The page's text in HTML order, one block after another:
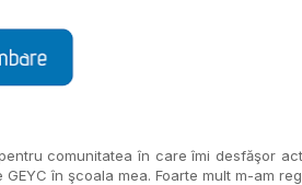
comunitatea în care îmi desfăşor
GEYC în şcoala mea. Foarte mult m-am